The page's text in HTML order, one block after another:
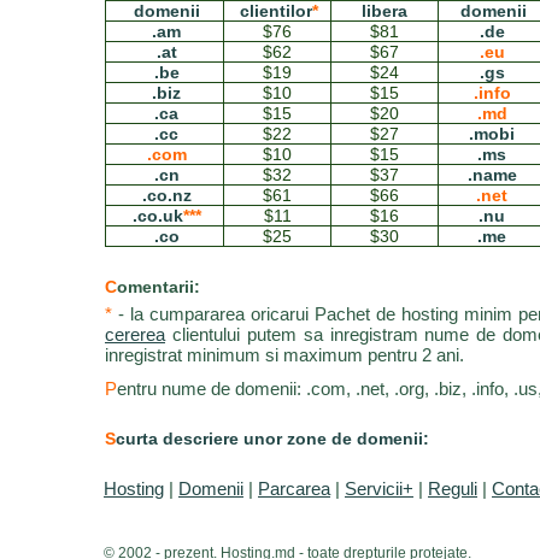
domenii
clientilor* libera
domenii
.am
$76 $81
.de
.at
$62 $67
.eu
.be
$19 $24
.gs
.biz
$10 $15
.info
.ca
$15 $20
.md
.cc
$22 $27
.mobi
.com
$10 $15
.ms
.cn
$32 $37
.name
.co.nz
$61 $66
.net
.co.uk*** $11 $16
.nu
.co
$25 $30 .me
Comentarii:
* - la cumpararea oricarui Pachet de hosting minim
cererea clientului putem sa inregistram nume de
inregistrat minimum si maximum pentru 2 ani.
Pentru nume de domenii: .com, .net, .org, .biz, .info,
Scurta descriere unor zone de domenii:
Hosting | Domenii | Parcarea | Servicii+ | Reguli |
© 2002 - prezent. Hosting.md - toate drepturile protejate.